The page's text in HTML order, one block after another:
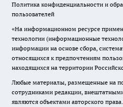
Политика конфиденциальности и
пользователей
«На информационном ресурсе
технологии (информационные
информации на основе сбора,
относящихся к предпочтениям
находящихся на территории
Любые материалы, размещенные на
сотрудниками редакции,
являются объектами авторского